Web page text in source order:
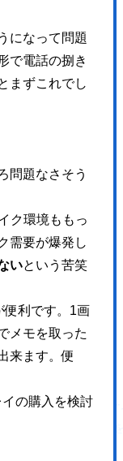
になって問題
で電話の捌き
まずこれでし
問題なさそう
ク環境ももっ
需要が爆発し
いという苦笑
便利です。1画
メモを取った
来ます。便
の購入を検討
>
設計に自信あり。ホ
、人とコンピュータ